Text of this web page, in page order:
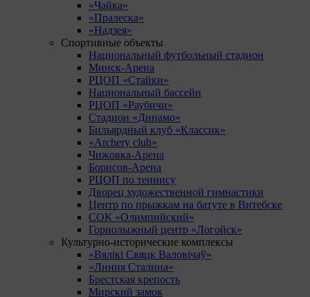
«Чайка»
«Пралеска»
«Надзея»
Спортивные объекты
Национальный футбольный стадион
Минск-Арена
РЦОП «Стайки»
Национальный бассейн
РЦОП «Раубичи»
Стадион «Динамо»
Бильярдный клуб «Классик»
«Archery club»
Чижовка-Арена
Борисов-Арена
РЦОП по теннису
Дворец художественной гимнастики
Центр по прыжкам на батуте в Витебске
СОК «Олимпийский»
Горнолыжный центр «Логойск»
Культурно-исторические комплексы
«Вялікі Свяцк Валовічаў»
«Линия Сталина»
Брестская крепость
Мирский замок